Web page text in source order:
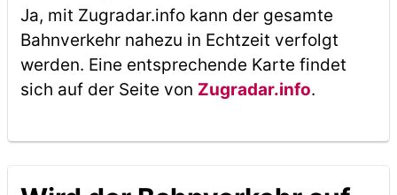
Ja, mit Zugradar.info kann der gesamte
Bahnverkehr nahezu in Echtzeit verfolgt
werden. Eine entsprechende Karte findet
sich auf der Seite von Zugradar.info.